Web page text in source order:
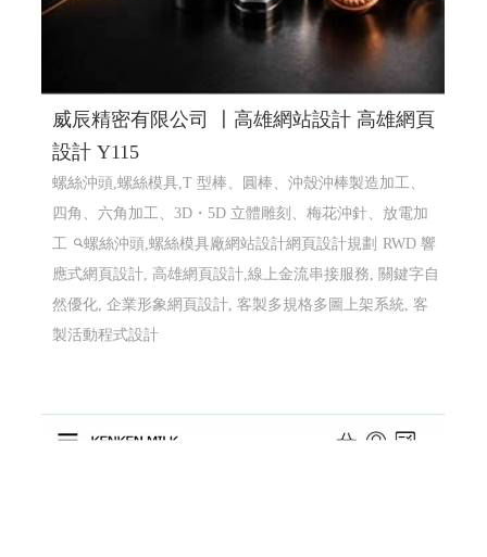
威辰精密有限公司 〡高雄網站設計 高雄網頁
設計 Y115
螺絲沖頭,螺絲模具,T 型棒、圓棒、沖殼沖棒製造加工、
四角、六角加工、3D・5D 立體雕刻、梅花沖針、放電加
工
螺絲沖頭,螺絲模具廠網站設計網頁設計規劃 RWD 響
應式網頁設計, 高雄網頁設計,線上金流串接服務, 關鍵字自
然優化, 企業形象網頁設計, 客製多規格多圖上架系統, 客
製活動程式設計